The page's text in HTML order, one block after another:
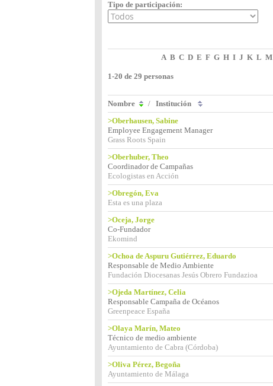
Tipo de participación:
A B C D E F G H I J K L M
1-20 de 29 personas
Nombre / Institución
>Oberhausen, Sabine
Employee Engagement Manager
Grass Roots Spain
>Oberhuber, Theo
Coordinador de Campañas
Ecologistas en Acción
>Obregón, Eva
Esta es una plaza
>Oceja, Jorge
Co-Fundador
Ekomind
>Ochoa de Aspuru Gutiérrez, Eduardo
Responsable de Medio Ambiente
Fundación Diocesanas Jesús Obrero Fundazioa
>Ojeda Martínez, Celia
Responsable Campaña de Océanos
Greenpeace España
>Olaya Marín, Mateo
Técnico de medio ambiente
Ayuntamiento de Cabra (Córdoba)
>Oliva Pérez, Begoña
Ayuntamiento de Málaga